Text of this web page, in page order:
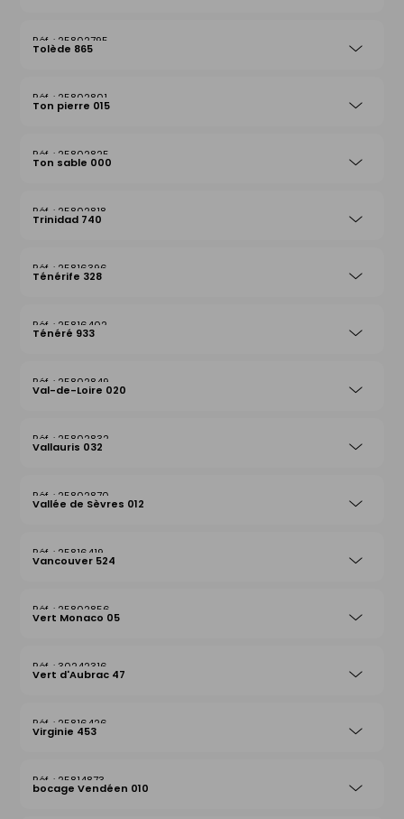
25802795
Tolède 865
25802801
Ton pierre 015
25802825
Ton sable 000
25802818
Trinidad 740
25816396
Ténérife 328
25816402
Ténéré 933
25802849
Val-de-Loire 020
25802832
Vallauris 032
25802870
Vallée de Sèvres 012
25816419
Vancouver 524
25802856
Vert Monaco 05
30242316
Vert d'Aubrac 47
25816426
Virginie 453
25814873
bocage Vendéen 010